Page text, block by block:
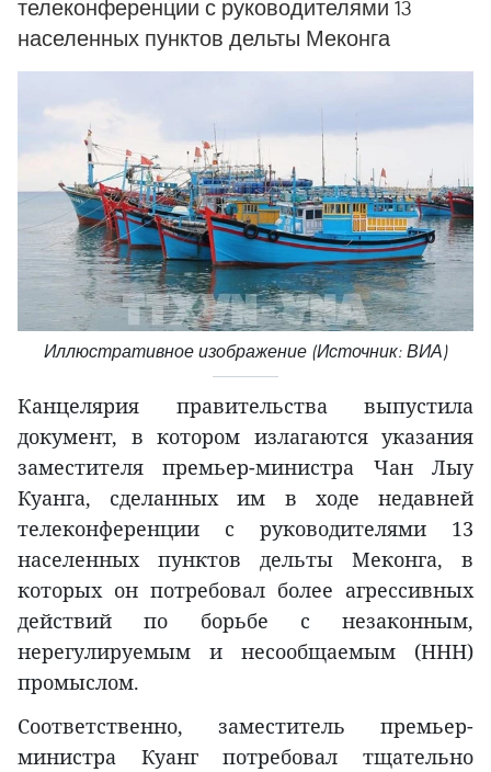
телеконференции с руководителями 13
населенных пунктов дельты Меконга
Иллюстративное изображение (Источник: ВИА)
Канцелярия правительства выпустила
документ, в котором излагаются указания
заместителя премьер-министра Чан Лыу
Куанга, сделанных им в ходе недавней
телеконференции с руководителями 13
населенных пунктов дельты Меконга, в
которых он потребовал более агрессивных
действий по борьбе с незаконным,
нерегулируемым и несообщаемым (ННН)
промыслом.
Соответственно, заместитель премьер-
министра Куанг потребовал тщательно